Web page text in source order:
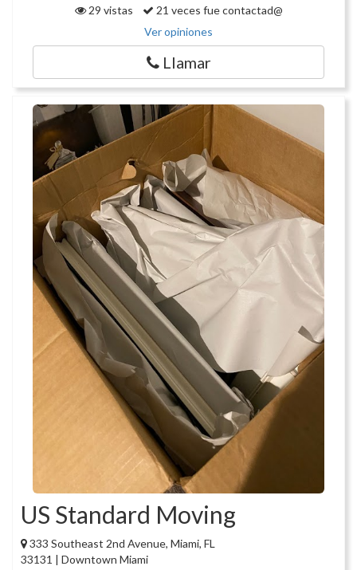
29 vistas
21 veces fue contactad@
Ver opiniones
Llamar
US Standard Moving
333 Southeast 2nd Avenue, Miami, FL
33131 | Downtown Miami